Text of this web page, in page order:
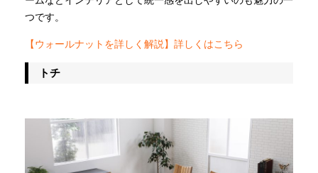
つです。
【ウォールナットを詳しく解説】詳しくはこちら
トチ